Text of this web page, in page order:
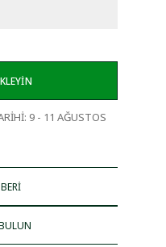
: 9 - 11 AĞUSTOS